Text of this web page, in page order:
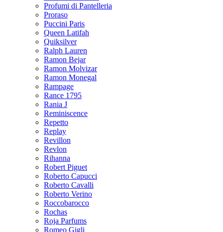
Profumi di Pantelleria
Proraso
Puccini Paris
Queen Latifah
Quiksilver
Ralph Lauren
Ramon Bejar
Ramon Molvizar
Ramon Monegal
Rampage
Rance 1795
Rania J
Reminiscence
Repetto
Replay
Revillon
Revlon
Rihanna
Robert Piguet
Roberto Capucci
Roberto Cavalli
Roberto Verino
Roccobarocco
Rochas
Roja Parfums
Romeo Gigli